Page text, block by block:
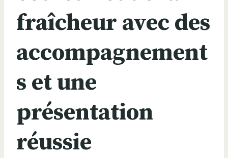
fraîcheur avec des
accompagnement
s et une
présentation
réussie